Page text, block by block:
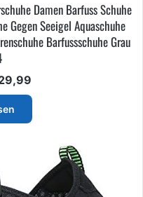
Damen Barfuss Schuhe
Gegen Seeigel Aquaschuhe
Barfussschuhe Grau
€21,99
€29,99